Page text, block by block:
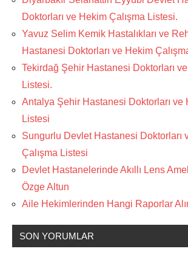
Doktorları ve Hekim Çalışma Listesi.
Yavuz Selim Kemik Hastalıkları ve
Hastanesi Doktorları ve Hekim
Tekirdağ Şehir Hastanesi Doktorları
Listesi.
Antalya Şehir Hastanesi Doktorları ve
Listesi
Sungurlu Devlet Hastanesi Doktorları
Çalışma Listesi
Devlet Hastanelerinde Akıllı Lens
Özge Altun
Aile Hekimlerinden Hangi Raporlar
SON YORUMLAR